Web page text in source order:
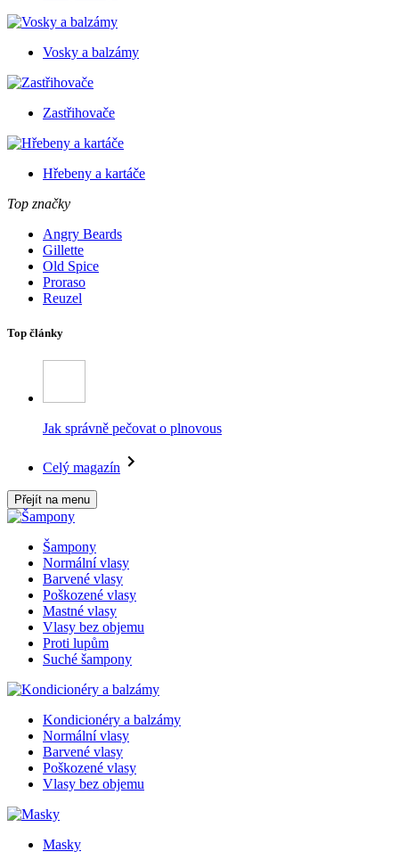
Vosky a balzámy
Zastřihovače
Hřebeny a kartáče
Top značky
Angry Beards
Gillette
Old Spice
Proraso
Reuzel
Top články
Jak správně pečovat o plnovous
Celý magazín
Přejít na menu
Šampony
Normální vlasy
Barvené vlasy
Poškozené vlasy
Mastné vlasy
Vlasy bez objemu
Proti lupům
Suché šampony
Kondicionéry a balzámy
Normální vlasy
Barvené vlasy
Poškozené vlasy
Vlasy bez objemu
Masky